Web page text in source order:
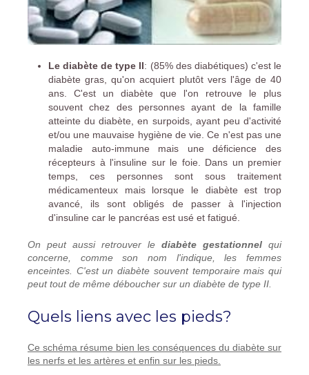
Le diabète de type II: (85% des diabétiques) c'est le
diabète gras, qu'on acquiert plutôt vers l'âge de 40
ans. C'est un diabète que l'on retrouve le plus
souvent chez des personnes ayant de la famille
atteinte du diabète, en surpoids, ayant peu d'activité
et/ou une mauvaise hygiène de vie. Ce n'est pas une
maladie auto-immune mais une déficience des
récepteurs à l'insuline sur le foie. Dans un premier
temps, ces personnes sont sous traitement
médicamenteux mais lorsque le diabète est trop
avancé, ils sont obligés de passer à l'injection
d'insuline car le pancréas est usé et fatigué.
On peut aussi retrouver le diabète gestationnel qui
concerne, comme son nom l'indique, les femmes
enceintes. C'est un diabète souvent temporaire mais qui
peut tout de même déboucher sur un diabète de type II.
Quels liens avec les pieds?
Ce schéma résume bien les conséquences du diabète sur
les nerfs et les artères et enfin sur les pieds.